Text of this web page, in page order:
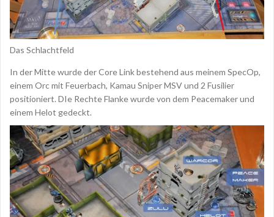
Das Schlachtfeld
In der Mitte wurde der Core Link bestehend aus meinem SpecOp,
einem Orc mit Feuerbach, Kamau Sniper MSV und 2 Fusilier
positioniert. DIe Rechte Flanke wurde von dem Peacemaker und
einem Helot gedeckt.